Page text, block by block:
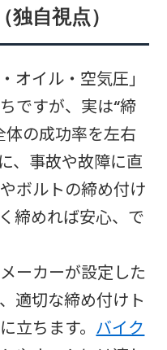
自視点）
オイル・空気圧」
ですが、実は“締
体の成功率を左右
、事故や故障に直
ボルトの締め付け
締めれば安心、で
ーカーが設定した
適切な締め付けト
立ちます。 バイク